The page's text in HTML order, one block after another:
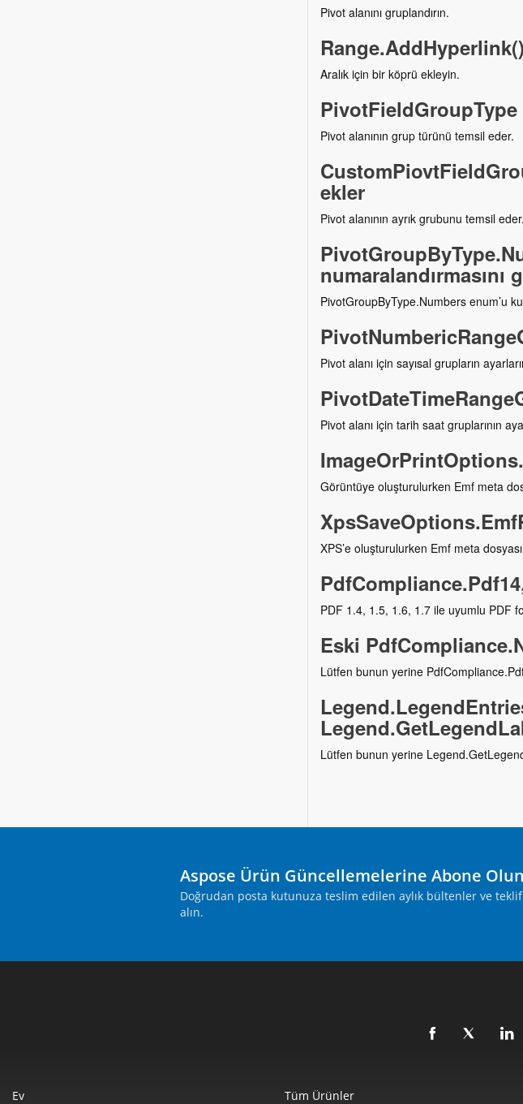
Pivot alanını gruplandırın.
Aralık için bir köprü ekleyin.
PivotFieldGroupType
Pivot alanının grup türünü temsil eder.
ekler
Pivot alanının ayrık grubunu temsil eder.
numaralandırmasını
PivotGroupByType.Numbers enum’u
Pivot alanı için sayısal grupların
Pivot alanı için tarih saat gruplarının
Görüntüye oluşturulurken Emf meta
XPS’e oluşturulurken Emf meta
PDF 1.4, 1.5, 1.6, 1.7 ile uyumlu PDF
Eski
Lütfen bunun yerine
Lütfen bunun yerine
Aspose Ürün Güncellemelerine Abone Olun
Doğrudan posta kutunuza teslim edilen aylık bültenler ve
alın.
Ev Tüm Ürünler